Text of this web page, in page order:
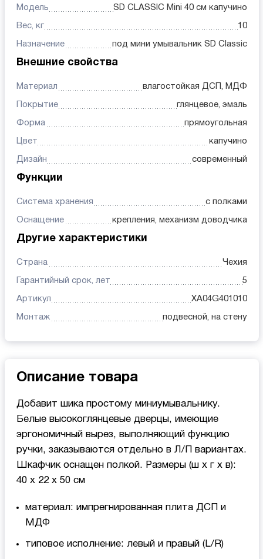
Модель SD CLASSIC Mini 40 см капучино
Вес, кг 10
Назначение под мини умывальник SD Classic
Внешние свойства
Материал влагостойкая ДСП, МДФ
Покрытие глянцевое, эмаль
Форма прямоугольная
Цвет капучино
Дизайн современный
Функции
Система хранения с полками
Оснащение крепления, механизм доводчика
Другие характеристики
Страна Чехия
Гарантийный срок, лет 5
Артикул XA04G401010
Монтаж подвесной, на стену
Описание товара
Добавит шика простому миниумывальнику.
Белые высокоглянцевые дверцы, имеющие
эргономичный вырез, выполняющий функцию
ручки, заказываются отдельно в Л/П вариантах.
Шкафчик оснащен полкой. Размеры (ш x г x в):
40 x 22 x 50 см
материал: импрегнированная плита ДСП и
МДФ
типовое исполнение: левый и правый (L/R)